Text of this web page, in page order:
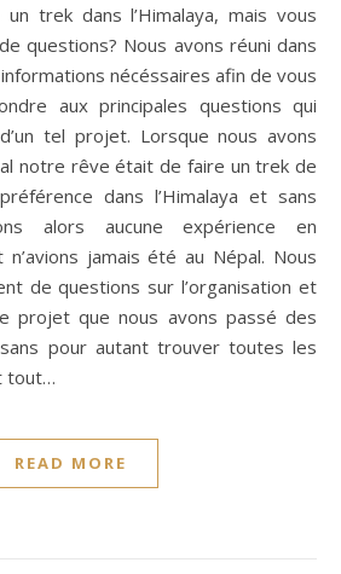
questions? Nous avons réuni dans
nécéssaires afin de vous
aux principales questions qui
tel projet. Lorsque nous avons
notre rêve était de faire un trek de
dans l’Himalaya et sans
alors aucune expérience en
jamais été au Népal. Nous
de questions sur l’organisation et
projet que nous avons passé des
pour autant trouver toutes les
tout…
READ MORE